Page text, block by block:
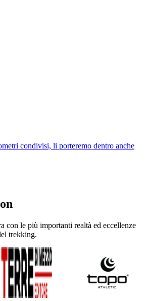
condivisi, li porteremo dentro anche
con le più importanti realtà ed eccellenze
trekking.